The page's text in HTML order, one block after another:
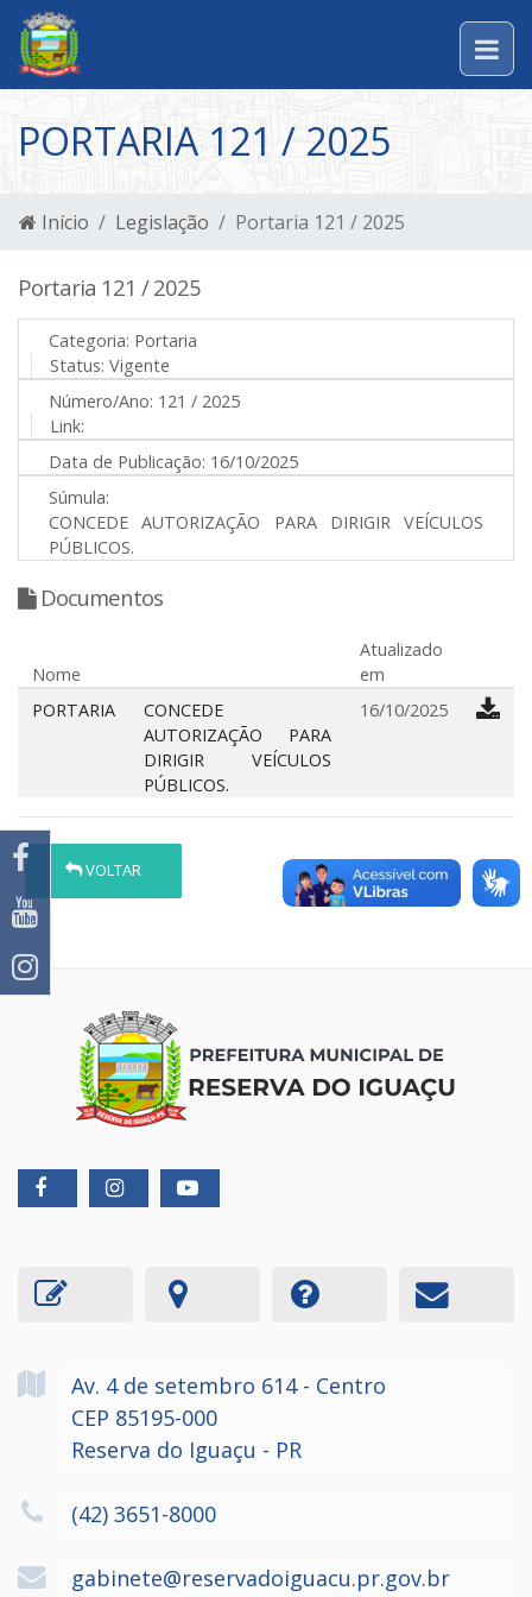
PORTARIA 121 / 2025
Início Legislação Portaria 121 / 2025
Portaria 121 / 2025
Categoria: Portaria
Status: Vigente
Número/Ano: 121 / 2025
Link:
Data de Publicação: 16/10/2025
Súmula:
CONCEDE AUTORIZAÇÃO PARA DIRIGIR VEÍCULOS
PÚBLICOS.
Documentos
Nome
Atualizado
em
PORTARIA
CONCEDE
AUTORIZAÇÃO PARA
DIRIGIR VEÍCULOS
PÚBLICOS.
16/10/2025
VOLTAR
Av. 4 de setembro 614 - Centro
CEP 85195-000
Reserva do Iguaçu - PR
(42) 3651-8000
gabinete@reservadoiguacu.pr.gov.br